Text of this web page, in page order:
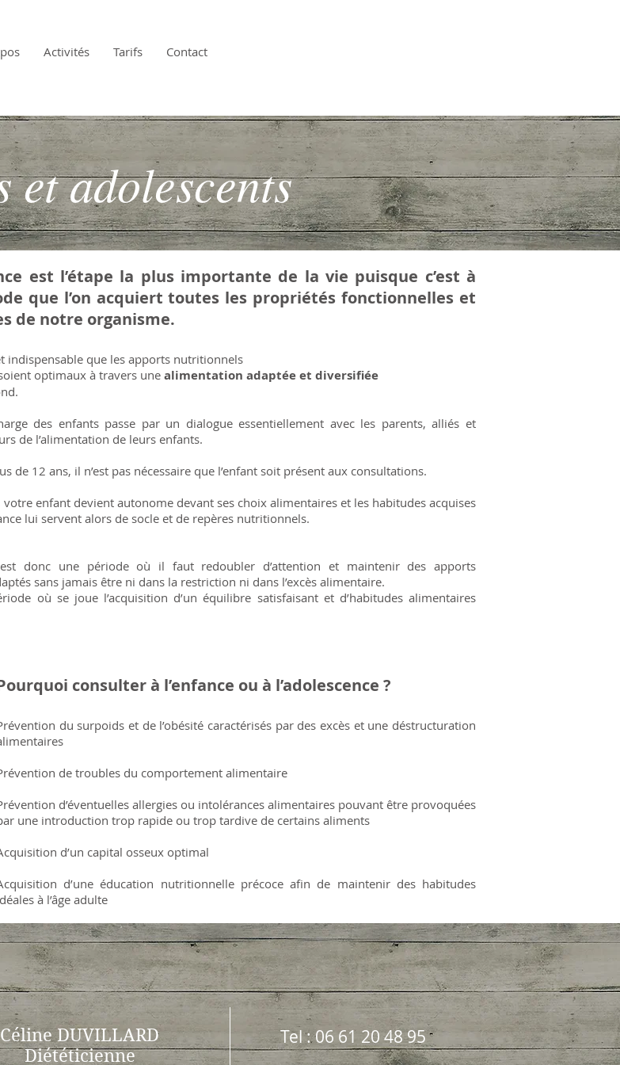
Activités Tarifs Contact
et adolescents
est l’étape la plus importante de la vie puisque c’est à
que l’on acquiert toutes les propriétés fonctionnelles et
de notre organisme.
indispensable que les apports nutritionnels
optimaux à travers unealimentation adaptée et diversifiée
des enfants passe par un dialogue essentiellement avec les parents, alliés et
de l’alimentation de leurs enfants.
de 12 ans, il n’est pas nécessaire que l’enfant soit présent aux consultations.
votre enfant devient autonome devant ses choix alimentaires et les habitudes acquises
lui servent alors de socle et de repères nutritionnels.
est donc une période où il faut redoubler d’attention et maintenir des apports
sans jamais être ni dans la restriction ni dans l’excès alimentaire.
où se joue l’acquisition d’un équilibre satisfaisant et d’habitudes alimentaires
consulter à l’enfance ou à l’adolescence ?
du surpoids et de l’obésité caractérisés par des excès et une déstructuration
de troubles du comportement alimentaire
d’éventuelles allergies ou intolérances alimentaires pouvant être provoquées
une introduction trop rapide ou trop tardive de certains aliments
d’un capital osseux optimal
d’une éducation nutritionnelle précoce afin de maintenir des habitudes
à l’âge adulte
Céline DUVILLARD
Diététicienne
Tel : 06 61 20 48 95